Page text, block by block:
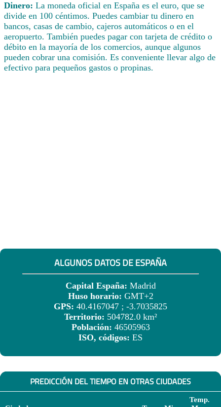
Dinero: La moneda oficial en España es el euro, que se
divide en 100 céntimos. Puedes cambiar tu dinero en
bancos, casas de cambio, cajeros automáticos o en el
aeropuerto. También puedes pagar con tarjeta de crédito o
débito en la mayoría de los comercios, aunque algunos
pueden cobrar una comisión. Es conveniente llevar algo de
efectivo para pequeños gastos o propinas.
ALGUNOS DATOS DE ESPAÑA
Capital España: Madrid
Huso horario: GMT+2
GPS: 40.4167047 ; -3.7035825
Territorio: 504782.0 km²
Población: 46505963
ISO, códigos: ES
PREDICCIÓN DEL TIEMPO EN OTRAS CIUDADES
Temp.